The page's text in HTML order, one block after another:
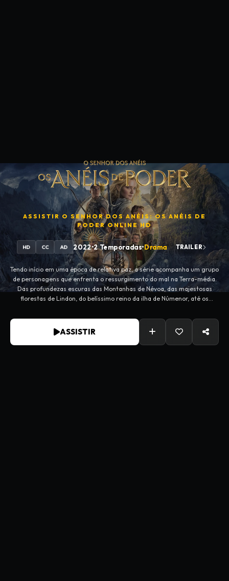
ASSISTIR O SENHOR DOS ANÉIS: OS ANÉIS DE
PODERONLINE HD
HD CC AD 2022•2 Temporadas•Drama TRAILER
Tendo início em uma época de relativa paz, a série acompanha um grupo
de personagens que enfrenta o ressurgimento do mal na Terra-média.
Das profundezas escuras das Montanhas de Névoa, das majestosas
florestas de Lindon, do belíssimo reino da ilha de Númenor, até os
permanecerão vivos muito além de suas partidas.
ASSISTIR